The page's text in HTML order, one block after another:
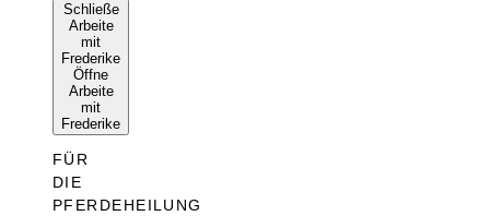
Schließe
Arbeite
mit
Frederike
Öffne
Arbeite
mit
Frederike
FÜR
DIE
PFERDEHEILUNG